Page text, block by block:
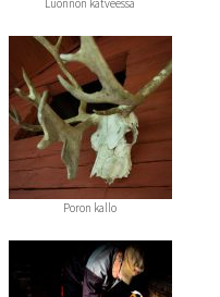
Luonnon katveessa
Poron kallo